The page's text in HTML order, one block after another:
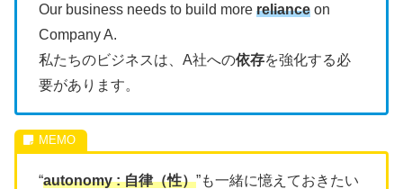
Our business needs to build more reliance on
Company A.
私たちのビジネスは、A社への依存を強化する必
要があります。
“autonomy : 自律（性）”も一緒に憶えておきたい